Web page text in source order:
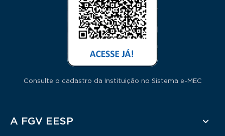
Consulte o cadastro da Instituição no Sistema e-MEC
Rodapé
A FGV EESP